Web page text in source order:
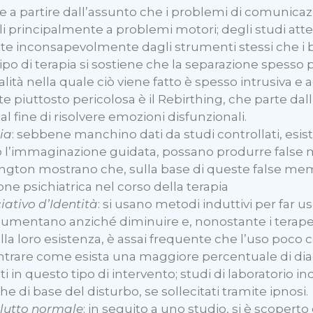
a partire dall’assunto che i problemi di
principalmente a problemi motori; degli studi
inconsapevolmente dagli strumenti stessi che i
di terapia si sostiene che la separazione
nella quale ciò viene fatto è spesso intrusiva e
piuttosto pericolosa è il Rebirthing, che parte
fine di risolvere emozioni disfunzionali.
: sebbene manchino dati da studi controllati,
l’immaginazione guidata, possano produrre false
mostrano che, sulla base di queste false
psichiatrica nel corso della terapia
d’Identità: si usano metodi induttivi per far
anziché diminuire e, nonostante i
loro esistenza, è assai frequente che l’uso poco
come esista una maggiore percentuale di
in questo tipo di intervento; studi di laboratorio
di base del disturbo, se sollecitati tramite ipnosi.
normale: in seguito a uno studio, si è